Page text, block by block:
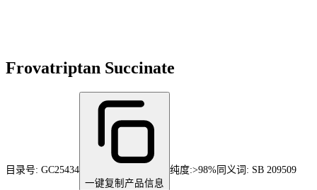
Frovatriptan Succinate
目录号: GC25434
一键复制产品信息
纯度:>98% 同义词: SB 209509